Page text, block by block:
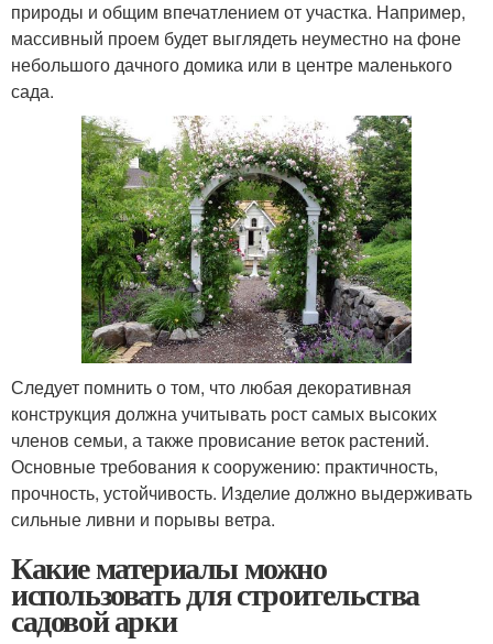
природы и общим впечатлением от участка. Например,
массивный проем будет выглядеть неуместно на фоне
небольшого дачного домика или в центре маленького
сада.
Следует помнить о том, что любая декоративная
конструкция должна учитывать рост самых высоких
членов семьи, а также провисание веток растений.
Основные требования к сооружению: практичность,
прочность, устойчивость. Изделие должно выдерживать
сильные ливни и порывы ветра.
Какие материалы можно
использовать для строительства
садовой арки